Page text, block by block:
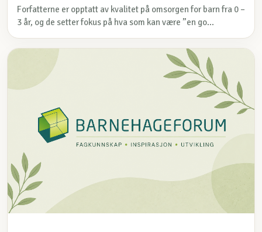
Forfatterne er opptatt av kvalitet på omsorgen for barn fra 0 –
3 år, og de setter fokus på hva som kan være ”en go...